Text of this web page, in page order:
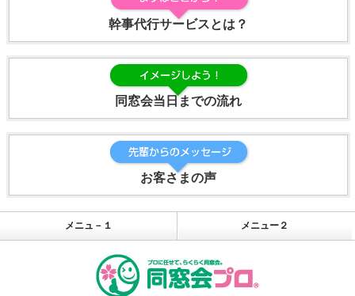
幹事代行サービスとは？
同窓会当日までの流れ
お客さまの声
メニュ－１ メニュー２